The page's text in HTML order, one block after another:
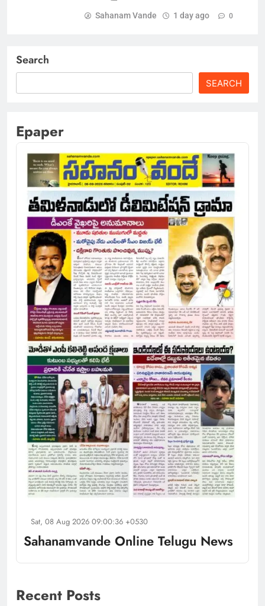
Sahanam Vande 1 day ago 0
Search
SEARCH
Epaper
Sat, 08 Aug 2026 09:00:36 +0530
Sahanamvande Online Telugu News
Recent Posts